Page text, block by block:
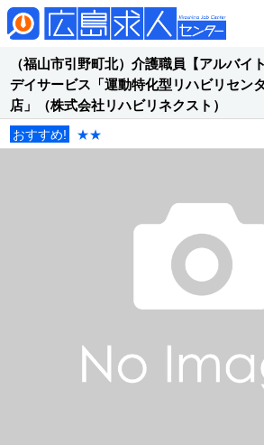
（福山市引野町北）介護職員【アルバイ
デイサービス「運動特化型リハビリセン
店」（株式会社リハビリネクスト）
おすすめ! ★★